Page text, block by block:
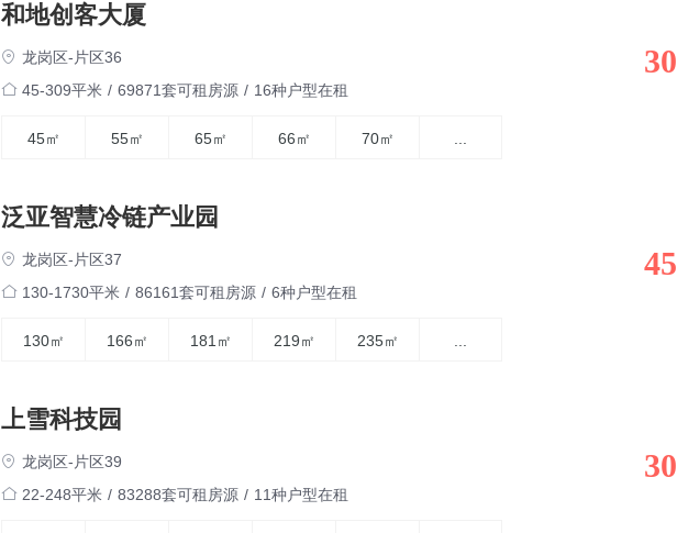
和地创客大厦
龙岗区-片区36
45-309平米 / 69871套可租房源 / 16种户型在租
45㎡ 55㎡ 65㎡ 66㎡ 70㎡
30
泛亚智慧冷链产业园
龙岗区-片区37
130-1730平米 / 86161套可租房源 / 6种户型在租
130㎡ 166㎡ 181㎡ 219㎡ 235㎡
45
上雪科技园
龙岗区-片区39
22-248平米 / 83288套可租房源 / 11种户型在租
30